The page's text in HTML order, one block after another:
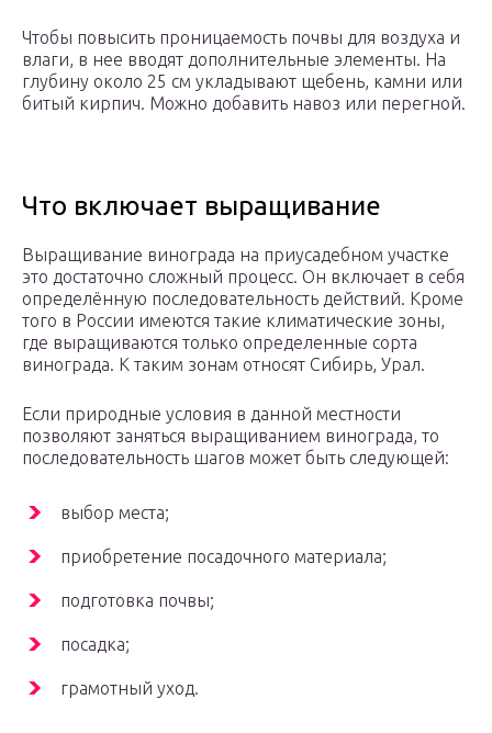
Чтобы повысить проницаемость почвы для воздуха и
влаги, в нее вводят дополнительные элементы. На
глубину около 25 см укладывают щебень, камни или
битый кирпич. Можно добавить навоз или перегной.
Что включает выращивание
Выращивание винограда на приусадебном участке
это достаточно сложный процесс. Он включает в себя
определённую последовательность действий. Кроме
того в России имеются такие климатические зоны,
где выращиваются только определенные сорта
винограда. К таким зонам относят Сибирь, Урал.
Если природные условия в данной местности
позволяют заняться выращиванием винограда, то
последовательность шагов может быть следующей:
выбор места;
приобретение посадочного материала;
подготовка почвы;
посадка;
грамотный уход.